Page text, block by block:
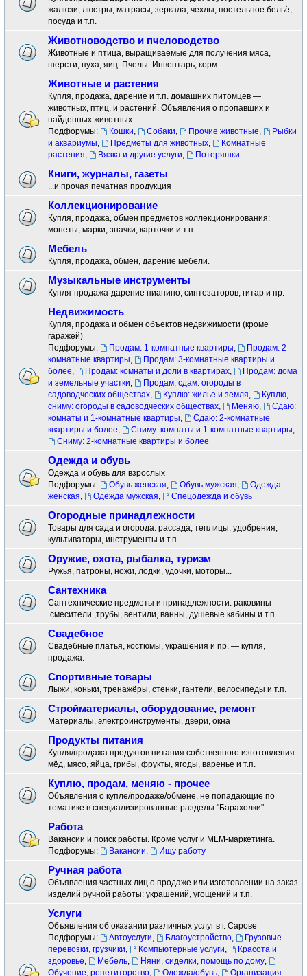
жалюзи, люстры, матрасы, зеркала, чехлы, постельное бельё,
посуда и т.п.
Животноводство и пчеловодство
Животные и птица, выращиваемые для получения мяса,
шерсти, пуха, яиц. Пчелы. Инвентарь, корм.
Животные и растения
Купля, продажа, дарение и т.п. домашних питомцев —
животных, птиц, и растений. Объявления о пропавших и
найденных животных.
Подфорумы:
Кошки, Собаки, Прочие животные,
Рыбки
и аквариумы, Предметы для животных,
Комнатные
растения, Вязка и другие услуги, Потеряшки
Книги, журналы, газеты
...и прочая печатная продукция
Коллекционирование
Купля, продажа, обмен предметов коллекционирования:
монеты, марки, значки, карточки и т.п.
Мебель
Купля, продажа, обмен, дарение мебели.
Музыкальные инструменты
Купля-продажа-дарение пианино, синтезаторов, гитар и пр.
Недвижимость
Купля, продажа и обмен объектов недвижимости (кроме
гаражей)
Подфорумы:
Продам: 1-комнатные квартиры,
Продам: 2-
комнатные квартиры,
Продам: 3-комнатные квартиры и
более, Продам: комнаты и доли в квартирах,
Продам: дома
и земельные участки,
Продам, сдам: огороды в
садоводческих обществах, Куплю: жилье и земля,
Куплю,
сниму: огороды в садоводческих обществах, Меняю,
Сдаю:
комнаты и 1-комнатные квартиры,
Сдаю: 2-комнатные
квартиры и более, Сниму: комнаты и 1-комнатные квартиры,
Сниму: 2-комнатные квартиры и более
Одежда и обувь
Одежда и обувь для взрослых
Подфорумы:
Обувь женская, Обувь мужская,
Одежда
женская, Одежда мужская, Спецодежда и обувь
Огородные принадлежности
Товары для сада и огорода: рассада, теплицы, удобрения,
культиваторы, инструменты и т.п.
Оружие, охота, рыбалка, туризм
Ружья, патроны, ножи, лодки, удочки, моторы...
Сантехника
Сантехнические предметы и принадлежности: раковины
.смесители ,трубы, вентили, ванны, душевые кабины и т.п.
Свадебное
Свадебные платья, костюмы, украшения и пр. — купля,
продажа.
Спортивные товары
Лыжи, коньки, тренажёры, стенки, гантели, велосипеды и т.п.
Стройматериалы, оборудование, ремонт
Материалы, электроинструменты, двери, окна
Продукты питания
Купля/продажа продуктов питания собственного изготовления:
мёд, мясо, яйца, грибы, фрукты, ягоды, варенье и т.п.
Куплю, продам, меняю - прочее
Объявления о купле/продаже/обмене, не попадающие по
тематике в специализированные разделы "Барахолки".
Работа
Вакансии и поиск работы. Кроме услуг и MLM-маркетинга.
Подфорумы:
Вакансии, Ищу работу
Ручная работа
Объявления частных лиц о продаже или изготовлении на заказ
изделий ручной работы: украшений, угощений и т.п.
Услуги
Объявления об оказании различных услуг в г. Сарове
Подфорумы:
Автоуслуги, Благоустройство,
Грузовые
перевозки, грузчики, Компьютерные услуги,
Красота и
здоровье, Мебель, Няни, сиделки, помощь по дому,
Обучение, репетиторство, Одежда/обувь,
Организация